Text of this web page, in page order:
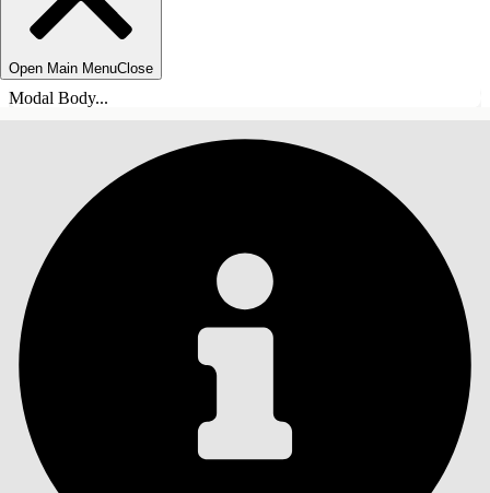
Open Main MenuClose
Modal Body...
目录